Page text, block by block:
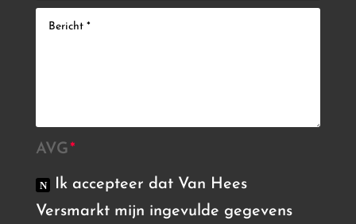
AVG
Ik accepteer dat Van Hees
Versmarkt mijn ingevulde gegevens